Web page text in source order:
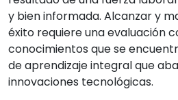
y bien informada. Alcanzar y
éxito requiere una evaluación
conocimientos que se
de aprendizaje integral que
innovaciones tecnológicas.